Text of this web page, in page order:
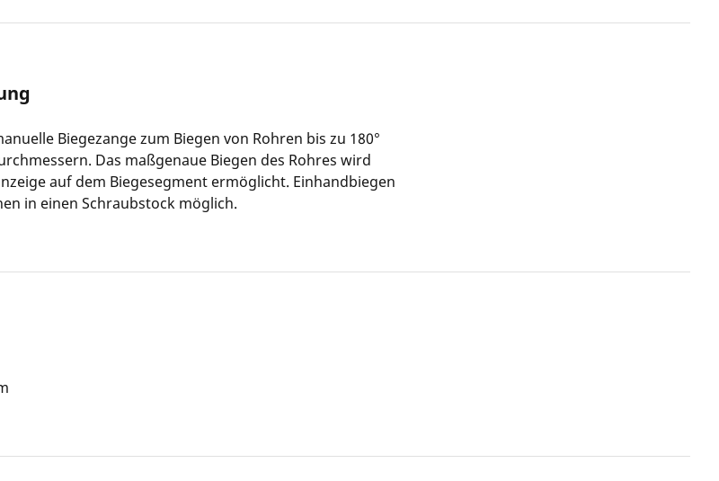
Biegezange zum Biegen von Rohren bis zu 180°
Das maßgenaue Biegen des Rohres wird
auf dem Biegesegment ermöglicht. Einhandbiegen
in einen Schraubstock möglich.